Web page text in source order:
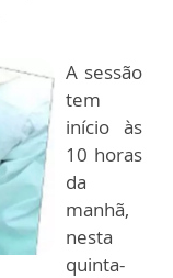
A sessão
tem
início às
10 horas
da
manhã,
nesta
quinta-